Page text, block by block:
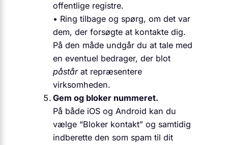
offentlige registre.
• Ring tilbage og spørg, om det var
dem, der forsøgte at kontakte dig.
På den måde undgår du at tale med
en eventuel bedrager, der blot
påstårat repræsentere
virksomheden.
Gem og bloker nummeret.
På både iOS og Android kan du
vælge “Bloker kontakt” og samtidig
indberette den som spam til dit